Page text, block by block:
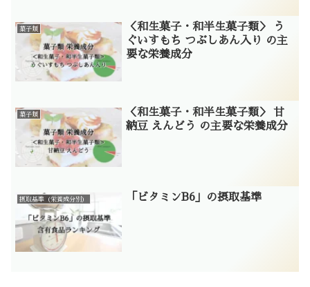
菓子類
＜和生菓子・和半生菓子類＞ う
ぐいすもち つぶしあん入り の主
要な栄養成分
菓子類
＜和生菓子・和半生菓子類＞ 甘
納豆 えんどう の主要な栄養成分
摂取基準（栄養成分別） 「ビタミンB6」の摂取基準